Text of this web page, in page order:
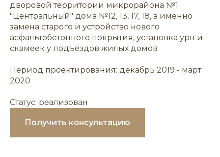
дворовой территории микрорайона №1
"Центральный" дома №12, 13, 17, 18, а именно
замена старого и устройство нового
асфальтобетонного покрытия, установка урн и
скамеек у подъездов жилых домов
Период проектирования: декабрь 2019 - март
2020
Статус: реализован
Получить консультацию